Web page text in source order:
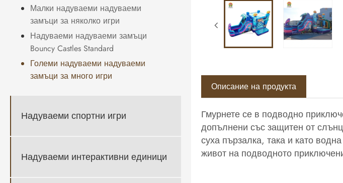
Малки надуваеми надуваеми
замъци за няколко игри
Надуваеми надуваеми замъци
Bouncy Castles Standard
Големи надуваеми надуваеми
замъци за много игри
Надуваеми спортни игри
Надуваеми интерактивни единици
Описание на продукта
Гмурнете се в подводно
допълнени със защитен от
суха пързалка, така и като
живот на подводното